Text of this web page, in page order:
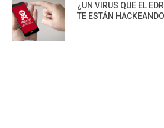
¿UN VIRUS QUE EL
TE ESTÁN